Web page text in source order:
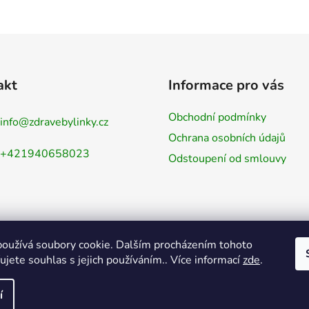
soubory cookie. Dalším procházením tohoto
souhlas s jejich používáním.. Více informacízde.
y
v
i
s
u
info@zdravebylinky.cz
+421940658023
Informace pro vás
Obchodní podmínky
Ochrana osobních údajů
Odstoupení od smlouvy